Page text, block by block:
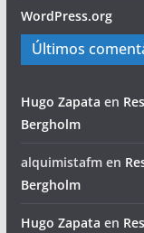
WordPress.org
Últimos
Hugo Zapata en
Bergholm
alquimistafmen
Bergholm
Hugo Zapata en